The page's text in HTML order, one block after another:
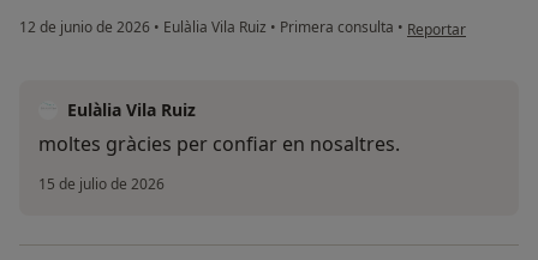
12 de junio de 2026 • Eulàlia Vila Ruiz • Primera consulta • en opinión del
Reportar
Eulàlia Vila Ruiz
moltes gràcies per confiar en nosaltres.
15 de julio de 2026